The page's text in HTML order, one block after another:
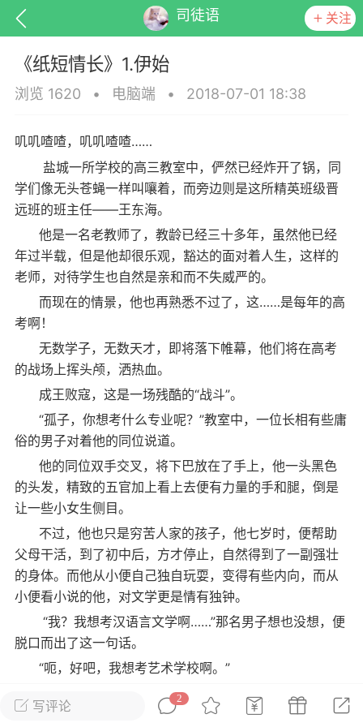
司徒语 关注
排行
动态 小说 商城
任务
静夜思
07:22 手机端 公开内容
责任越大！”
联盟，钢铁蜘蛛侠。
盟
0 8k
不红的网红
电脑端 问答
绝的虚荣
写评论
2
《纸短情长》1.伊始
浏览 1620 • 电脑端 • 2018-07-01 18:38
叽叽喳喳，叽叽喳喳……
盐城一所学校的高三教室中，俨然已经炸开了锅，同
学们像无头苍蝇一样叫嚷着，而旁边则是这所精英班级晋
远班的班主任——王东海。
他是一名老教师了，教龄已经三十多年，虽然他已经
年过半载，但是他却很乐观，豁达的面对着人生，这样的
老师，对待学生也自然是亲和而不失威严的。
而现在的情景，他也再熟悉不过了，这……是每年的高
考啊！
无数学子，无数天才，即将落下帷幕，他们将在高考
的战场上挥头颅，洒热血。
成王败寇，这是一场残酷的“战斗”。
“孤子，你想考什么专业呢？”教室中，一位长相有些庸
俗的男子对着他的同位说道。
他的同位双手交叉，将下巴放在了手上，他一头黑色
的头发，精致的五官加上看上去便有力量的手和腿，倒是
让一些小女生侧目。
不过，他也只是穷苦人家的孩子，他七岁时，便帮助
父母干活，到了初中后，方才停止，自然得到了一副强壮
的身体。而他从小便自己独自玩耍，变得有些内向，而从
小便看小说的他，对文学更是情有独钟。
“我？我想考汉语言文学啊……”那名男子想也没想，便
脱口而出了这一句话。
“呃，好吧，我想考艺术学校啊。”
“哎呀，算了，一起努力吧。”
那名男子听到后也便没有自讨没趣，乖乖闭上了嘴。